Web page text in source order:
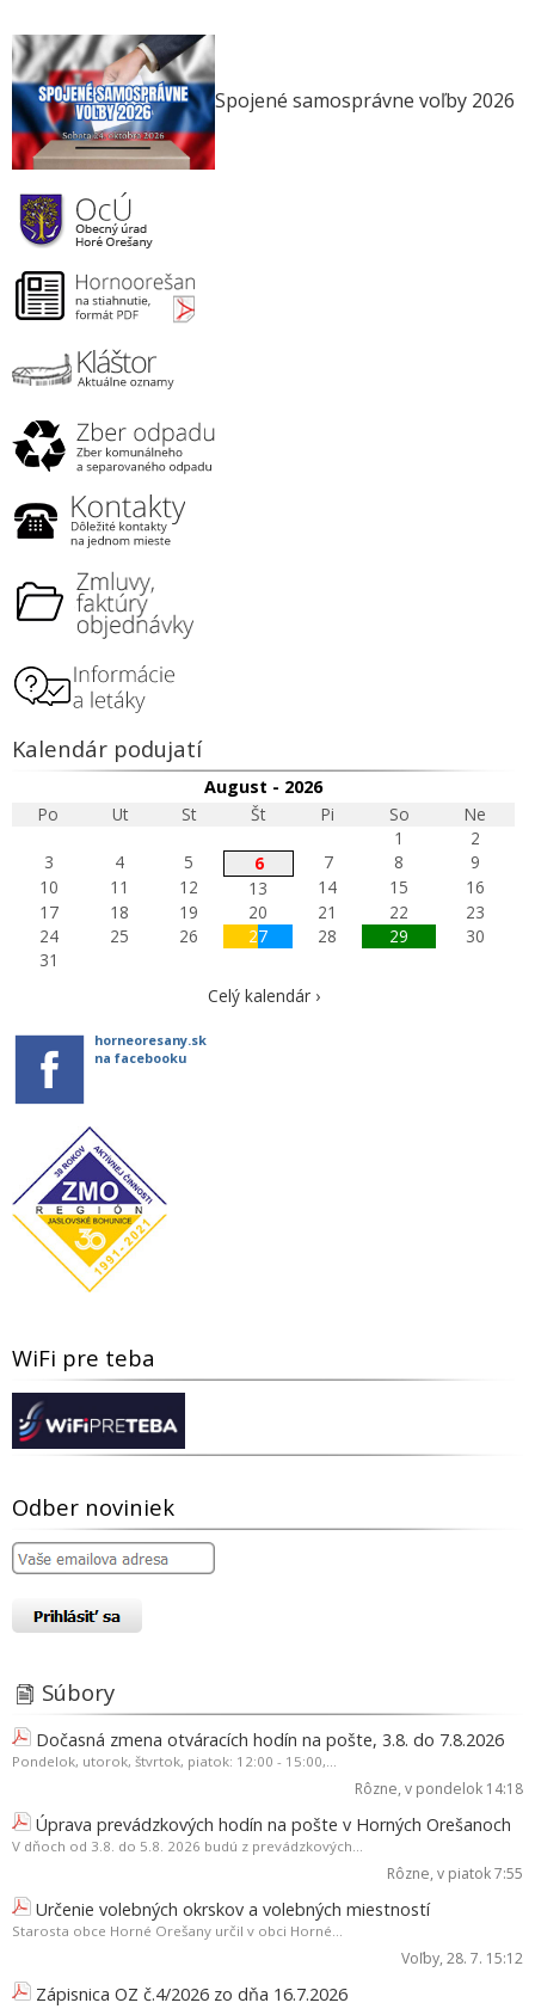
Spojené samosprávne voľby 2026
Kalendár podujatí
August - 2026
Po
Ut St Št Pi So
Ne
1
2
3
4 5 6 7 8
9
10
11 12 13 14 15
16
17
18 19 20 21 22
23
24
25 26 27 28 29
30
31
Celý kalendár ›
horneoresany.sk
na facebooku
WiFi pre teba
Odber noviniek
Súbory
Dočasná zmena otváracích hodín na pošte, 3.8. do 7.8.2026
Pondelok, utorok, štvrtok, piatok: 12:00 - 15:00,...
Rôzne, v pondelok 14:18
Úprava prevádzkových hodín na pošte v Horných Orešanoch
V dňoch od 3.8. do 5.8. 2026 budú z prevádzkových...
Rôzne, v piatok 7:55
Určenie volebných okrskov a volebných miestností
Starosta obce Horné Orešany určil v obci Horné...
Voľby, 28. 7. 15:12
Zápisnica OZ č.4/2026 zo dňa 16.7.2026